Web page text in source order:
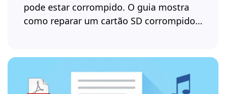
pode estar corrompido. O guia mostra
como reparar um cartão SD corrompido